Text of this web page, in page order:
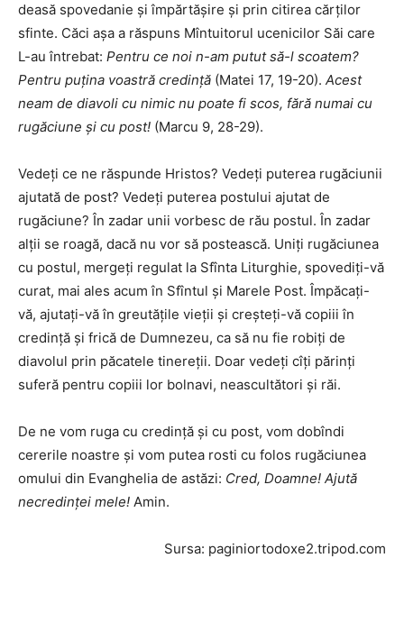
deasă spovedanie şi împărtăşire şi prin citirea cărţilor
sfinte. Căci aşa a răspuns Mîntuitorul ucenicilor Săi care
L-au întrebat: Pentru ce noi n-am putut să-l scoatem?
Pentru puţina voastră credinţă (Matei 17, 19-20). Acest
neam de diavoli cu nimic nu poate fi scos, fără numai cu
rugăciune şi cu post! (Marcu 9, 28-29).
Vedeţi ce ne răspunde Hristos? Vedeţi puterea rugăciunii
ajutată de post? Vedeţi puterea postului ajutat de
rugăciune? În zadar unii vorbesc de rău postul. În zadar
alţii se roagă, dacă nu vor să postească. Uniţi rugăciunea
cu postul, mergeţi regulat la Sfînta Liturghie, spovediţi-vă
curat, mai ales acum în Sfîntul şi Marele Post. Împăcaţi-
vă, ajutaţi-vă în greutăţile vieţii şi creşteţi-vă copiii în
credinţă şi frică de Dumnezeu, ca să nu fie robiţi de
diavolul prin păcatele tinereţii. Doar vedeţi cîţi părinţi
suferă pentru copiii lor bolnavi, neascultători şi răi.
De ne vom ruga cu credinţă şi cu post, vom dobîndi
cererile noastre şi vom putea rosti cu folos rugăciunea
omului din Evanghelia de astăzi: Cred, Doamne! Ajută
necredinţei mele! Amin.
Sursa: paginiortodoxe2.tripod.com